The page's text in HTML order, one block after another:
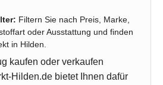
Filtern Sie nach Preis, Marke,
oder Ausstattung und finden
in Hilden.
kaufen oder verkaufen
Hilden.de bietet Ihnen dafür